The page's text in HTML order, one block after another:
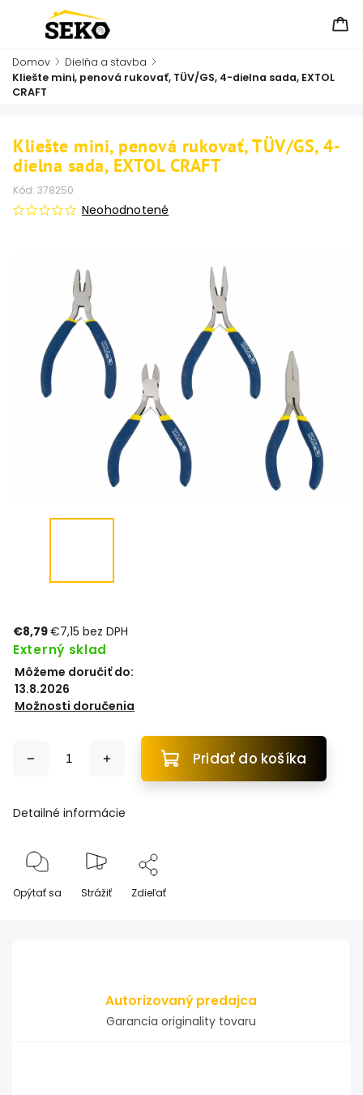
Domov / Dielňa a stavba /
Kliešte mini, penová rukovať, TÜV/GS, 4-dielna sada, EXTOL
CRAFT
Kliešte mini, penová rukovať, TÜV/GS, 4-
dielna sada, EXTOL CRAFT
Kód: 378250
Neohodnotené
€8,79€7,15 bez DPH
Externý sklad
Môžeme doručiť do:
13.8.2026
Možnosti doručenia
Pridať do košíka
Detailné informácie
Opýtať sa Strážiť Zdieľať
Autorizovaný predajca
Garancia originality tovaru